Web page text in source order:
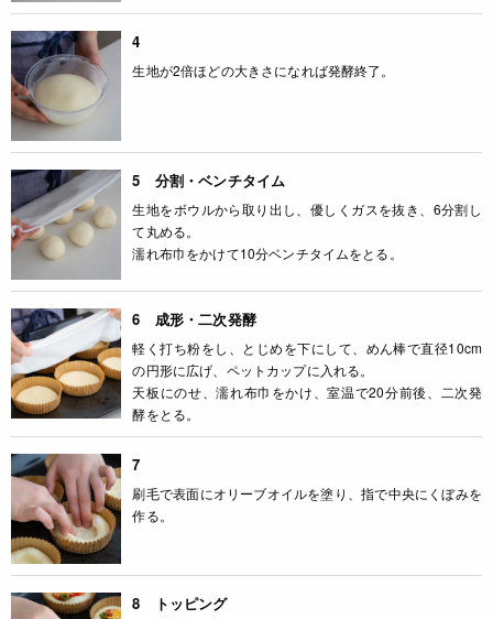
4
生地が2倍ほどの大きさになれば発酵終了。
5 分割・ベンチタイム
生地をボウルから取り出し、優しくガスを抜き、6分割し
て丸める。
濡れ布巾をかけて10分ベンチタイムをとる。
6 成形・二次発酵
軽く打ち粉をし、とじめを下にして、めん棒で直径10cm
の円形に広げ、ペットカップに入れる。
天板にのせ、濡れ布巾をかけ、室温で20分前後、二次発
酵をとる。
7
刷毛で表面にオリーブオイルを塗り、指で中央にくぼみを
作る。
8 トッピング